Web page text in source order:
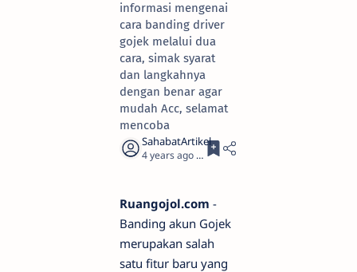
informasi mengenai
cara banding driver
gojek melalui dua
cara, simak syarat
dan langkahnya
dengan benar agar
mudah Acc, selamat
mencoba
4 years ago 5
Ruangojol.com -
Banding akun Gojek
merupakan salah
satu fitur baru yang